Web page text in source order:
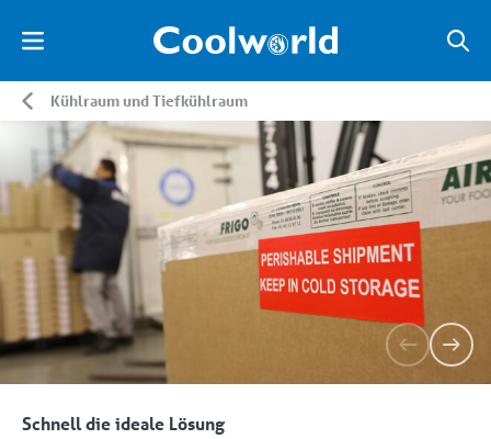
Kühlraum und Tiefkühlraum
Schnell die ideale Lösung